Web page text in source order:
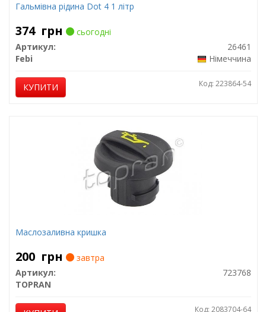
Гальмівна рідина Dot 4 1 літр
374 грн
сьогодні
Артикул:
26461
Febi
Німеччина
КУПИТИ Код: 223864-54
Маслозаливна кришка
200 грн
завтра
Артикул:
723768
TOPRAN
Код: 2083704-64